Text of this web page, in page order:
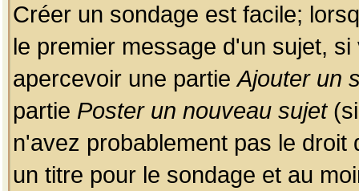
Créer un sondage est facile;
le premier message d'un sujet,
apercevoir une partieAjouter un
partie Poster un nouveau sujet(si
n'avez probablement pas le
un titre pour le sondage et au